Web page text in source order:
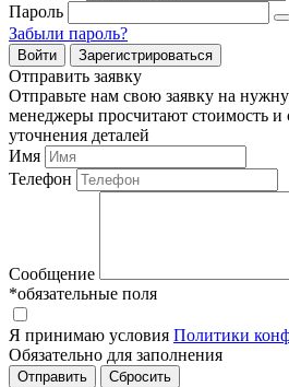
Пароль
Забыли пароль?
Войти Зарегистрироваться
Отправить заявку
Отправьте нам свою заявку на
менеджеры просчитают стоимость и
уточнения деталей
Имя
Телефон
Сообщение
*обязательные поля
Я принимаю условия Политики
Обязательно для заполнения